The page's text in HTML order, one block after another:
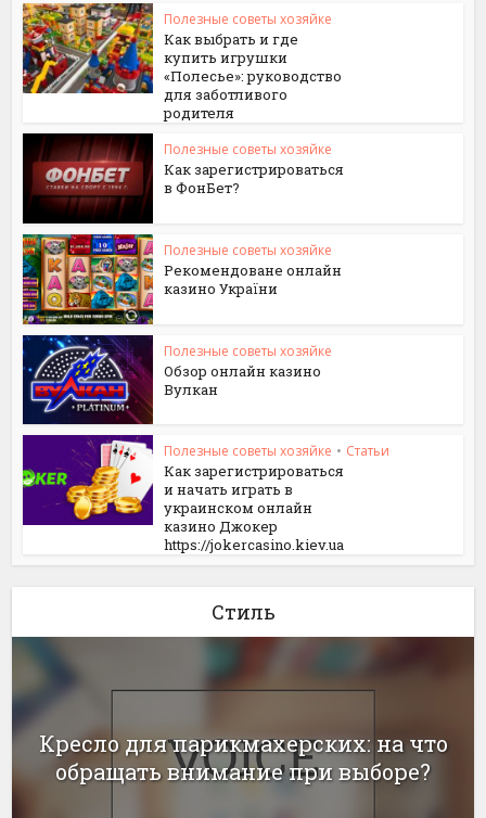
Полезные советы хозяйке
Как выбрать и где
купить игрушки
«Полесье»: руководство
для заботливого
родителя
Полезные советы хозяйке
Как зарегистрироваться
в ФонБет?
Полезные советы хозяйке
Рекомендоване онлайн
казино України
Полезные советы хозяйке
Обзор онлайн казино
Вулкан
Полезные советы хозяйке • Статьи
Как зарегистрироваться
и начать играть в
украинском онлайн
казино Джокер
https://jokercasino.kiev.ua
Стиль
Кресло для парикмахерских: на что
обращать внимание при выборе?